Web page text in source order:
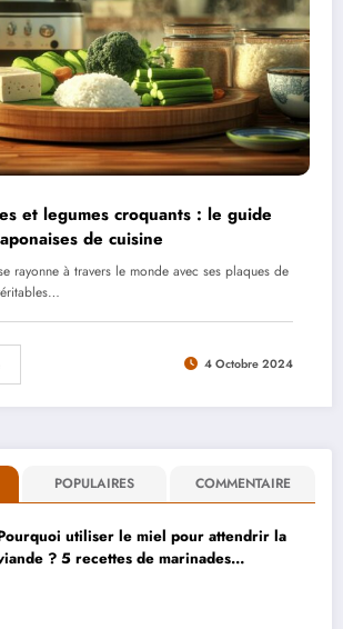
et legumes croquants : le guide
de cuisine
rayonne à travers le monde avec ses plaques de
4 Octobre 2024
POPULAIRES COMMENTAIRE
utiliser le miel pour attendrir la
? 5 recettes de marinades